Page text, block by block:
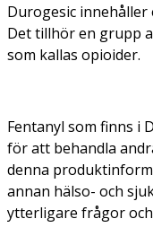
Durogesic
Det tillhör en grupp
som kallas opioider.
Fentanyl som finns i
för att behandla
denna
annan hälso- och
ytterligare frågor